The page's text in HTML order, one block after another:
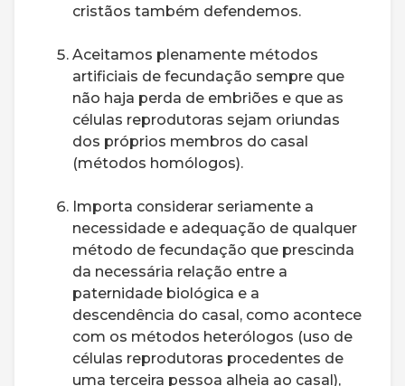
cristãos também defendemos.
Aceitamos plenamente métodos
artificiais de fecundação sempre que
não haja perda de embriões e que as
células reprodutoras sejam oriundas
dos próprios membros do casal
(métodos homólogos).
Importa considerar seriamente a
necessidade e adequação de qualquer
método de fecundação que prescinda
da necessária relação entre a
paternidade biológica e a
descendência do casal, como acontece
com os métodos heterólogos (uso de
células reprodutoras procedentes de
uma terceira pessoa alheia ao casal),